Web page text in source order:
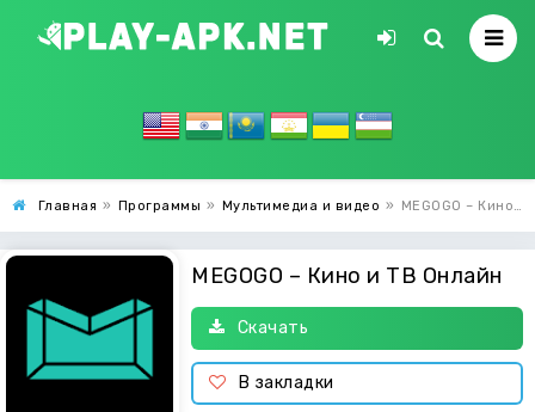
Главная » Программы » Мультимедиа и видео » MEGOGO – Кино и ТВ Онлайн
MEGOGO – Кино и ТВ Онлайн
Скачать
В закладки